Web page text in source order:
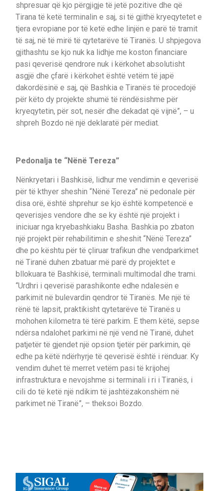
shpresuar që kjo përgjigje të jetë pozitive dhe që
Tirana të ketë terminalin e saj, si të gjithë kryeqytetet e
tjera evropiane por të ketë edhe linjën e parë të tramit
të saj, në të mirë të qytetarëve të Tiranës. U shpjegova
gjithashtu se kjo nuk ka lidhje me koston financiare
pasi qeverisë qendrore nuk i kërkohet absolutisht
asgjë dhe çfarë i kërkohet është vetëm të japë
dakordësinë e saj, që Bashkia e Tiranës të procedojë
për këto dy projekte shumë të rëndësishme për
kryeqytetin, për sot, nesër dhe dekadat që vijnë”, – u
shpreh Bozdo në një deklaratë për mediat.
Pedonalja te “Nënë Tereza”
Nënkryetari i Bashkisë, lidhur me vendimin e qeverisë
për të kthyer sheshin “Nënë Tereza” në pedonale për
disa orë, është shprehur se kjo është kompetencë e
qeverisjes vendore dhe se ky është një projekt i
iniciuar nga kryebashkiaku Basha. Bashkia po zbaton
një projekt për rehabilitimin e sheshit “Nënë Tereza”
dhe po kështu për të çliruar trafikun dhe vendparkimet
në Tiranë duhen zbatuar më parë dy projektet e
bllokuara të Bashkisë, terminali multimodal dhe trami.
“Urdhri i qeverisë parashikonte edhe ndalesën e
parkimit në bulevardin qendror të Tiranës. Me një të
rënë të lapsit, praktikisht qytetarëve të Tiranës u
mohohen kilometra të tërë parkim. E them këtë, sepse
ndërsa ndalohet parkimi në një vend në Tiranë, duhet
patjetër të gjendet një opsion tjetër për parkimin, që
edhe pa këtë ndërhyrje të qeverisë është i rënduar. Ky
vendim duhet të merret vetëm pasi të krijohej
infrastruktura e nevojshme si terminali i ri i Tiranës, i
cili do të ketë një ndikim të jashtëzakonshëm në
parkimet në Tiranë”, – theksoi Bozdo.